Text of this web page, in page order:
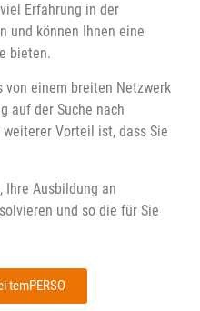
Erfahrung in der
und können Ihnen eine
bieten.
einem breiten Netzwerk
auf der Suche nach
Vorteil ist, dass Sie
Ausbildung an
und so die für Sie
temPERSO